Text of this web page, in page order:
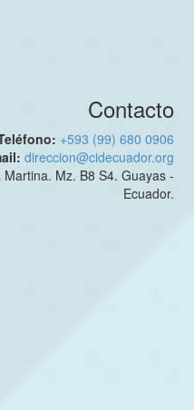
Contacto
+593 (99) 680 0906
direccion@cidecuador.org
Martina. Mz. B8 S4. Guayas -
Ecuador.